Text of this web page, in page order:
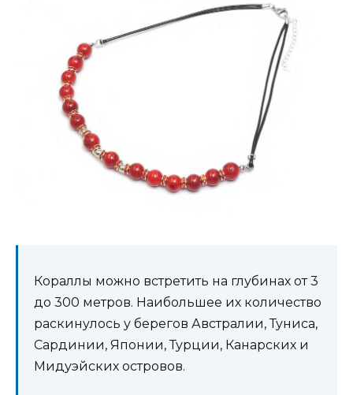
Кораллы можно встретить на глубинах от 3
до 300 метров. Наибольшее их количество
раскинулось у берегов Австралии, Туниса,
Сардинии, Японии, Турции, Канарских и
Мидуэйских островов.